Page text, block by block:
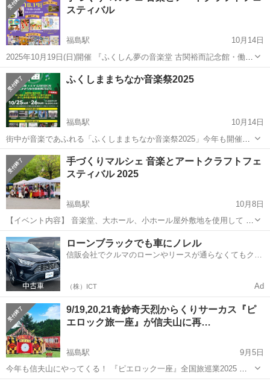
スティバル
福島駅
10月14日
2025年10月19日(日)開催 『ふくしん夢の音楽堂 古関裕而記念館・働く
婦人の家・勤労青少年ホームまつり』 with 『手づくりマルシェ 音楽と
アートクラフトフェスティバル』 【開催日】 20...
福島 福島市 福島駅 展示会 音楽堂
ふくしままちなか音楽祭2025
福島駅
10月14日
街中が音楽であふれる「ふくしままちなか音楽祭2025」今年も開催さ
れます。 特色を生かした4つの会場・5つのステージで、様々なジャン
ルの音楽を楽しめます。 開催日程を2日間に延長し、プロのミュージ
シャンをゲストに迎えるな...
福島 福島市 福島駅 会場
手づくりマルシェ 音楽とアートクラフトフェ
スティバル 2025
福島駅
10月8日
【イベント内容】 音楽堂、大ホール、小ホール屋外敷地を使用して 手
づくりブース、飲食ブース、キッチンカーなどが並び 音楽コンサート
やパフォーマンスなど多彩な企画のイベントです❣️ 【場所】ふくしん
夢の音楽堂...
福島 福島市 福島駅 展示会
ローンブラックでも車にノレル
信販会社でクルマのローンやリースが通らなくてもクル
（株）ICT Ad
9/19,20,21奇妙奇天烈からくりサーカス『ピ
エロック旅一座』が信夫山に再…
福島駅
9月5日
今年も信夫山にやってくる！ 『ピエロック一座』全国旅巡業2025 奇
妙奇天烈からくりサーカス『ピエロック旅一座』が福島市信夫山にや